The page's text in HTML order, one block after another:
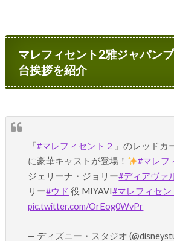
マレフィセント2雅ジャパン
台挨拶を紹介
『#マレフィセント２ 』のレッドカ
に豪華キャストが登場！
#マレフ
ジェリーナ・ジョリー#ディアヴァ
リー#ウド 役 MIYAVI#マレフィセ
pic.twitter.com/OrEog0WvPr
— ディズニー・スタジオ